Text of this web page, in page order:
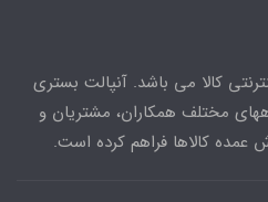
کالا می باشد. آنپالت بستری
مختلف همکاران، مشتریان و
کالاها فراهم کرده است.